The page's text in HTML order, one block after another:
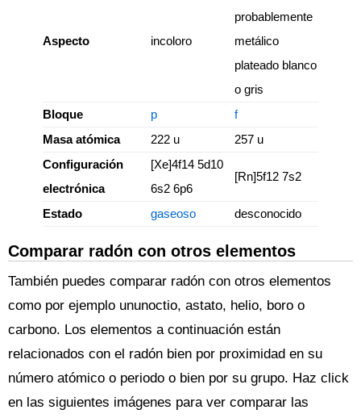
Aspecto incoloro
probablemente
metálico
plateado blanco
o gris
Bloque
p
f
Masa atómica
222 u
257 u
Configuración
electrónica
[Xe]4f14 5d10
6s2 6p6
[Rn]5f12 7s2
Estado gaseoso desconocido
Comparar radón con otros elementos
También puedes comparar radón con otros elementos
como por ejemplo ununoctio, astato, helio, boro o
carbono. Los elementos a continuación están
relacionados con el radón bien por proximidad en su
número atómico o periodo o bien por su grupo. Haz click
en las siguientes imágenes para ver comparar las